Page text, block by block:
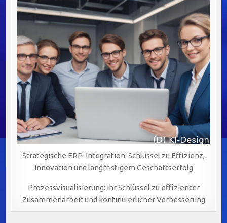
Strategische ERP-Integration: Schlüssel zu Effizienz,
Innovation und langfristigem Geschäftserfolg
Prozessvisualisierung: Ihr Schlüssel zu effizienter
Zusammenarbeit und kontinuierlicher Verbesserung